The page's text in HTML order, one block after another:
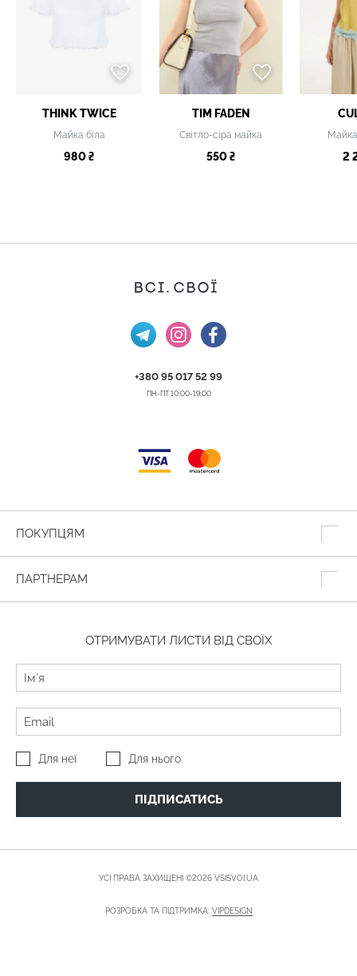
THINK TWICE
Майка біла
980 ₴
TIM FADEN
Світло-сіра майка
550 ₴ 2
+380 95 017 52 99
ПН-ПТ 10:00-19:00
ПОКУПЦЯМ
ПАРТНЕРАМ
ОТРИМУВАТИ ЛИСТИ ВІД СВОЇХ
Для неї Для нього
ПІДПИСАТИСЬ
УСІ ПРАВА ЗАХИЩЕНІ ©2026 VSISVOI.UA
РОЗРОБКА ТА ПІДТРИМКА: VIPDESIGN